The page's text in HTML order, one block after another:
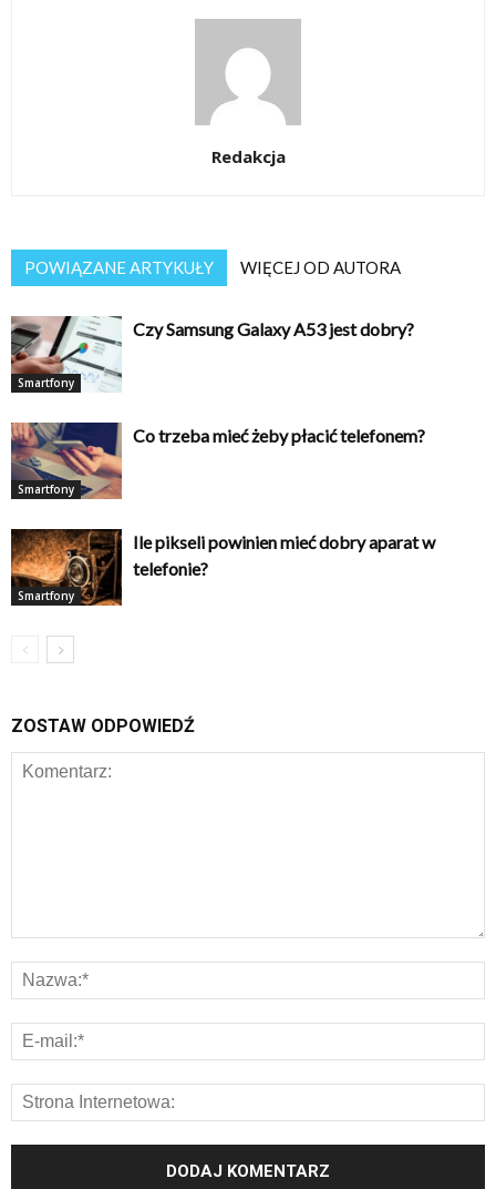
Redakcja
POWIĄZANE ARTYKUŁY WIĘCEJ OD AUTORA
Smartfony
Czy Samsung Galaxy A53 jest dobry?
Smartfony
Co trzeba mieć żeby płacić telefonem?
Smartfony
Ile pikseli powinien mieć dobry aparat w
telefonie?
ZOSTAW ODPOWIEDŹ